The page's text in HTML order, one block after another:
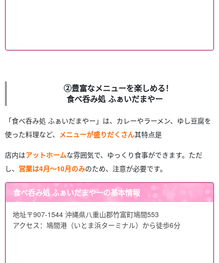
②豊富なメニューを楽しめる！
食べ呑み処 ふぁいだまやー
「食べ呑み処 ふぁいだまやー」は、カレーやラーメン、ゆし豆腐を
使った料理など、 メニューが盛りだくさん其特点是
店内はアットホームな雰囲気で、ゆっくり食事ができます。ただ
し、 営業は4月～10月のみのため、注意が必要です。
食べ呑み処 ふぁいだまやーの基本情報
地址〒907-1544 沖縄県八重山郡竹富町鳩間553
アクセス：鳩間港（いとま浜ターミナル）から徒歩6分